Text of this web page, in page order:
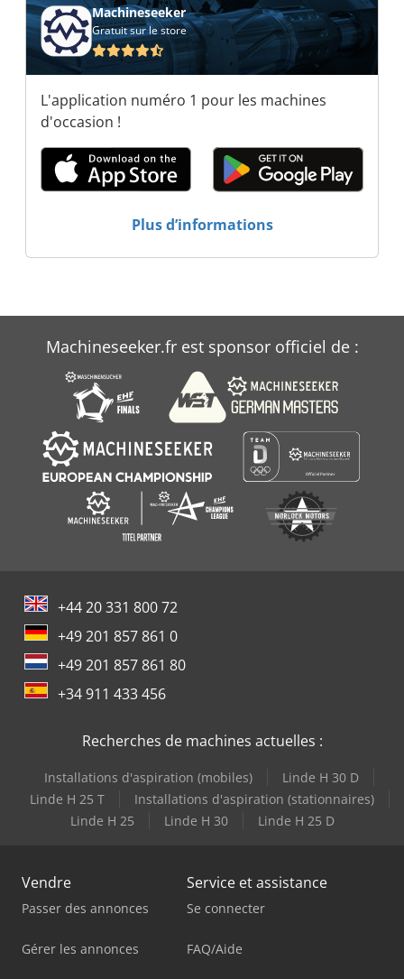
Machineseeker
Gratuit sur le store
L'application numéro 1 pour les machines
d'occasion !
Plus d’informations
Machineseeker.fr est sponsor officiel de :
+44 20 331 800 72
+49 201 857 861 0
+49 201 857 861 80
+34 911 433 456
Recherches de machines actuelles :
Installations d'aspiration (mobiles)
Linde H 30 D
Linde H 25 T
Installations d'aspiration (stationnaires)
Linde H 25
Linde H 30 Linde H 25 D
Vendre
Passer des annonces
Gérer les annonces
Service et assistance
Se connecter
FAQ/Aide